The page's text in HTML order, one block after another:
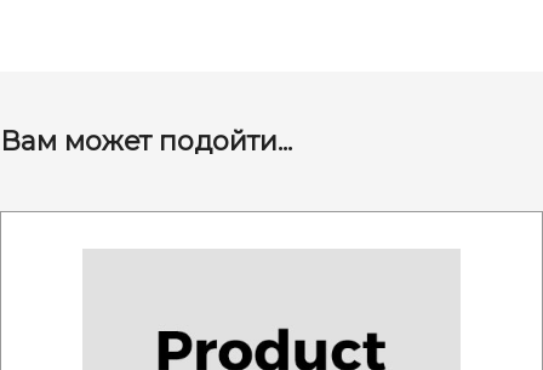
Вам может подойти...